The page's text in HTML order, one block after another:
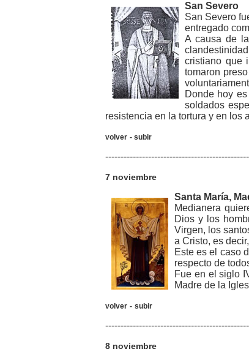
San Severo
San Severo
entregado
A causa de
cristiano que
tomaron
Donde hoy
soldados
resistencia en la tortura y en los
volver - subir
7 noviembre
Santa María,
Medianera
Dios y los
Virgen, los
a Cristo, es
Este es el caso
respecto de
Fue en el siglo
Madre de la
volver - subir
8 noviembre